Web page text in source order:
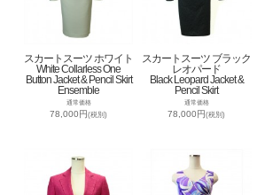
スカートスーツ ホワイト
White Collarless One
Button Jacket & Pencil Skirt
Ensemble
通常価格
78,000円(税別)
スカートスーツ ブラック
レオパード
Black Leopard Jacket &
Pencil Skirt
通常価格
78,000円(税別)